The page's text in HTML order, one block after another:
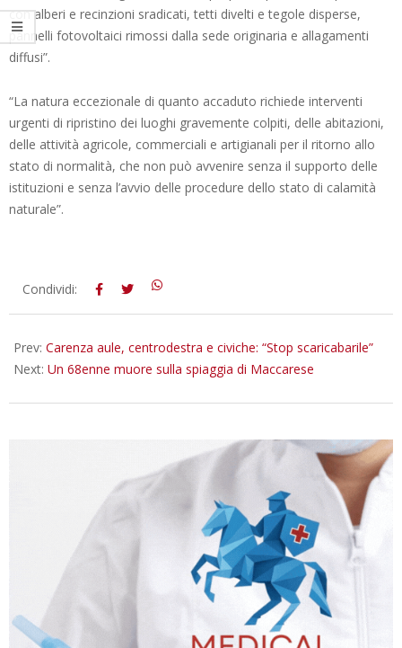
con alberi e recinzioni sradicati, tetti divelti e tegole disperse,
pannelli fotovoltaici rimossi dalla sede originaria e allagamenti
diffusi”.
“La natura eccezionale di quanto accaduto richiede interventi
urgenti di ripristino dei luoghi gravemente colpiti, delle abitazioni,
delle attività agricole, commerciali e artigianali per il ritorno allo
stato di normalità, che non può avvenire senza il supporto delle
istituzioni e senza l’avvio delle procedure dello stato di calamità
naturale”.
2022-
Condividi:
Prev: Carenza aule, centrodestra e civiche: “Stop scaricabarile”
Next: Un 68enne muore sulla spiaggia di Maccarese